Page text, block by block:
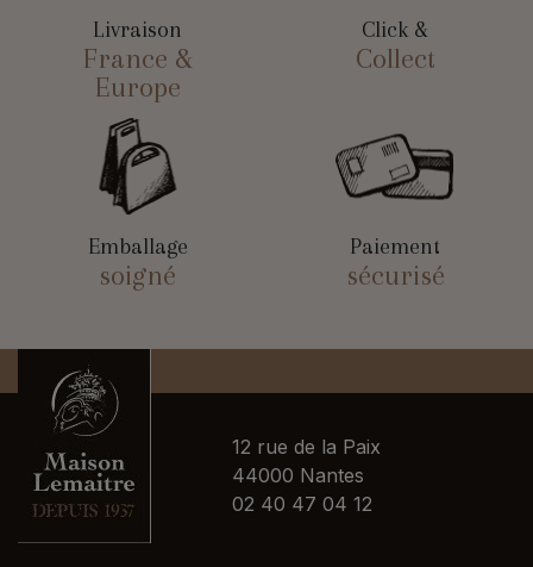
Livraison
France &
Europe
Click &
Collect
Emballage
soigné
Paiement
sécurisé
12 rue de la Paix
44000 Nantes
02 40 47 04 12